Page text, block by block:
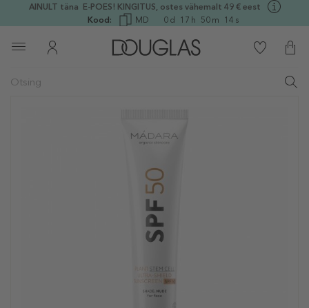
AINULT täna E-POES! KINGITUS, ostes vähemalt 49 € eest
Kood:
MD 0 d 17 h 50 m 14 s